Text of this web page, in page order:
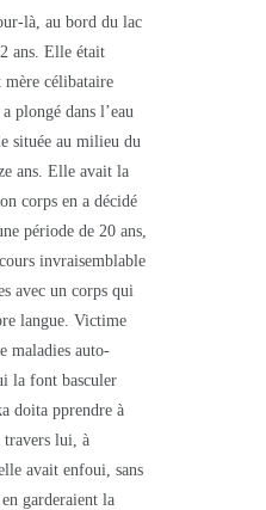
là, au bord du lac
ans. Elle était
mère célibataire
plongé dans l’eau
située au milieu du
ans. Elle avait la
corps en a décidé
période de 20 ans,
invraisemblable
avec un corps qui
langue. Victime
maladies auto-
la font basculer
doita pprendre à
travers lui, à
avait enfoui, sans
garderaient la